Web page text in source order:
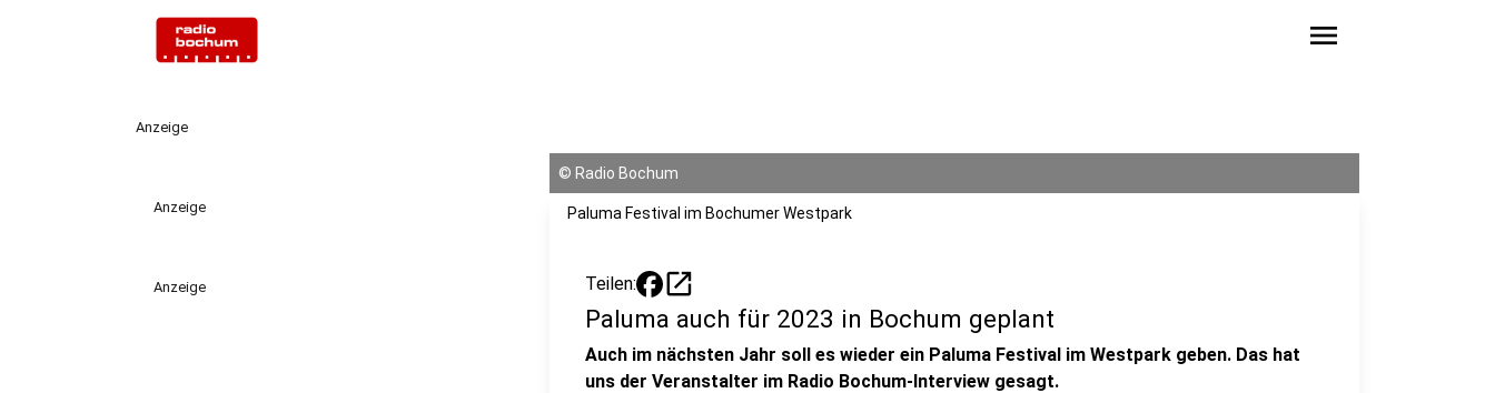
menu
Anzeige
Anzeige
Anzeige
© Radio Bochum
Paluma Festival im Bochumer Westpark
Teilen: open_in_new
Paluma auch für 2023 in Bochum geplant
Auch im nächsten Jahr soll es wieder ein Paluma Festival im Westpark geben. Das hat
uns der Veranstalter im Radio Bochum-Interview gesagt.